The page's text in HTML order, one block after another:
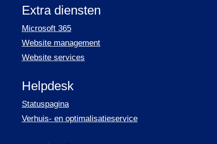
Extra diensten
Microsoft 365
Website management
Website services
Helpdesk
Statuspagina
Verhuis- en optimalisatieservice